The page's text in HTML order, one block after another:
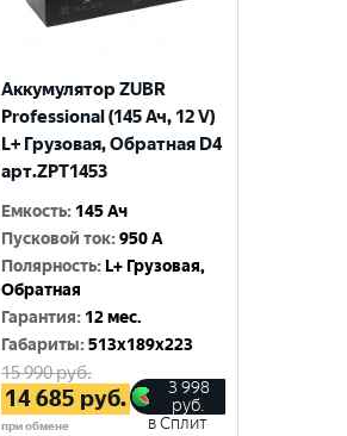
Аккумулятор ZUBR
Professional (145 Ач, 12 V)
L+ Грузовая, Обратная D4
арт.ZPT1453
Емкость: 145 Ач
Пусковой ток:950 A
Полярность: L+ Грузовая,
Обратная
Гарантия: 12 мес.
Габариты:513x189x223
15 990руб.
14 685 руб.
при обмене
3 998
руб.
в Сплит